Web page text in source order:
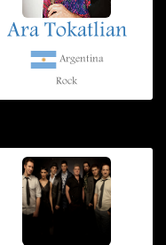
Ara Tokatlian
Argentina
Rock